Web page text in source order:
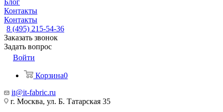
Блог
Контакты
Контакты
8 (495) 215-54-36
Заказать звонок
Задать вопрос
Войти
Корзина0
it@it-fabric.ru
г. Москва, ул. Б. Татарская 35